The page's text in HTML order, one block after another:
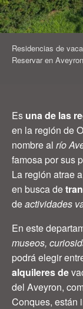
Residencias de
Reservar en Aveyron
Es una de las
en la región de
nombre al río
famosa por sus
La región atrae
en busca de
deactividades
En este
museos,
podrá elegir
alquileres de
del Aveyron,
Conques, están